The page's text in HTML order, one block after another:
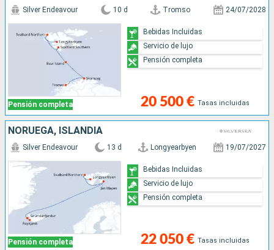
Pensión completa
Silver Endeavour 10 d Tromso 24/07/2028
20 500 € Tasas incluidas
Bebidas Incluidas
Servicio de lujo
Pensión completa
NORUEGA, ISLANDIA
Pensión completa
Silver Endeavour 13 d Longyearbyen 19/07/2027
22 050 € Tasas incluidas
Bebidas Incluidas
Servicio de lujo
Pensión completa